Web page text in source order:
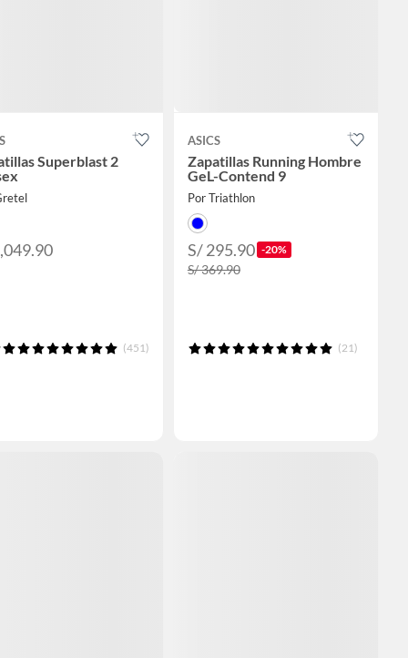
Superblast 2
(451)
ASICS
Zapatillas Running Hombre
GeL-Contend 9
Por Triathlon
S/ 295.90 -20%
S/ 369.90
(21)